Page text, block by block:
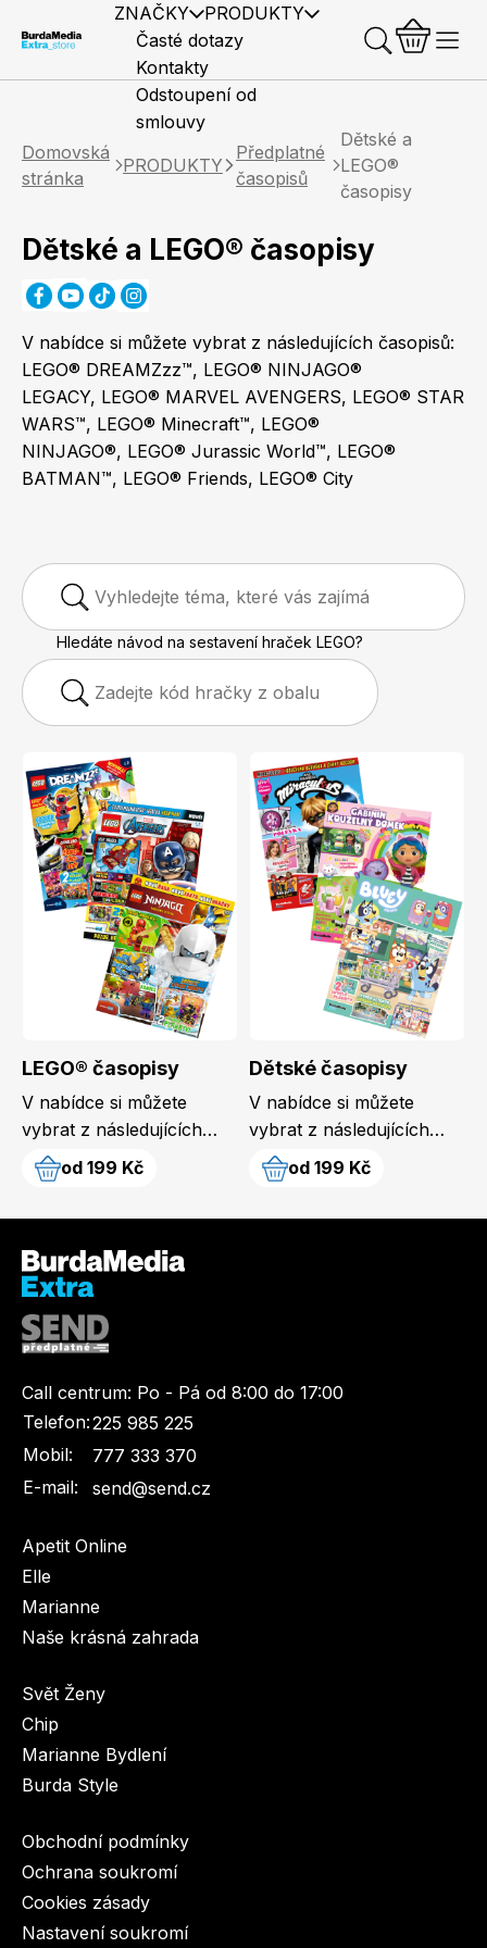
ZNAČKY PRODUKTY
Elle
Marianne
Apetit
Svět ženy
Burda Style
Elle Decoration
Marianne Bydlení
Marianne Venkov & styl
Naše krásná zahrada LEGO® časopisy
Burda Kids
Předplatné časopisů Časopisy
Knihy
Časté dotazy
Kontakty
Odstoupení od
smlouvy
Domovská
stránka
PRODUKTY
Předplatné
časopisů
Dětské a
LEGO®
časopisy
Dětské a LEGO® časopisy
V nabídce si můžete vybrat z následujících časopisů:
LEGO® DREAMZzz™, LEGO® NINJAGO®
LEGACY, LEGO® MARVEL AVENGERS, LEGO® STAR
WARS™, LEGO® Minecraft™, LEGO®
NINJAGO®, LEGO® Jurassic World™, LEGO®
BATMAN™, LEGO® Friends, LEGO® City
Hledáte návod na sestavení hraček LEGO?
LEGO® časopisy
V nabídce si můžete
vybrat z následujících
časopisů: LEGO®
DREAMZzz™, LEGO®
od 199 Kč
Dětské časopisy
V nabídce si můžete
vybrat z následujících
časopisů: Miraculous:
Beruška a Černý kocour,
od 199 Kč
Call centrum: Po - Pá od 8:00 do 17:00
Telefon:225 985 225
Mobil:
777 333 370
E-mail:
send@send.cz
Apetit Online
Elle
Marianne
Naše krásná zahrada
Svět Ženy
Chip
Marianne Bydlení
Burda Style
Obchodní podmínky
Ochrana soukromí
Cookies zásady
Nastavení soukromí